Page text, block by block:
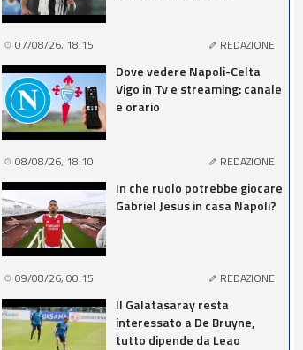
07/08/26, 18:15 REDAZIONE
Dove vedere Napoli-Celta
Vigo in Tv e streaming: canale
e orario
08/08/26, 18:10 REDAZIONE
In che ruolo potrebbe giocare
Gabriel Jesus in casa Napoli?
09/08/26, 00:15 REDAZIONE
Il Galatasaray resta
interessato a De Bruyne,
tutto dipende da Leao